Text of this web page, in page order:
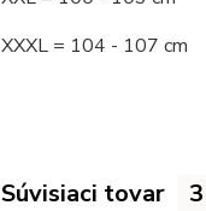
XXXL = 104 - 107
Súvisiaci tovar 3